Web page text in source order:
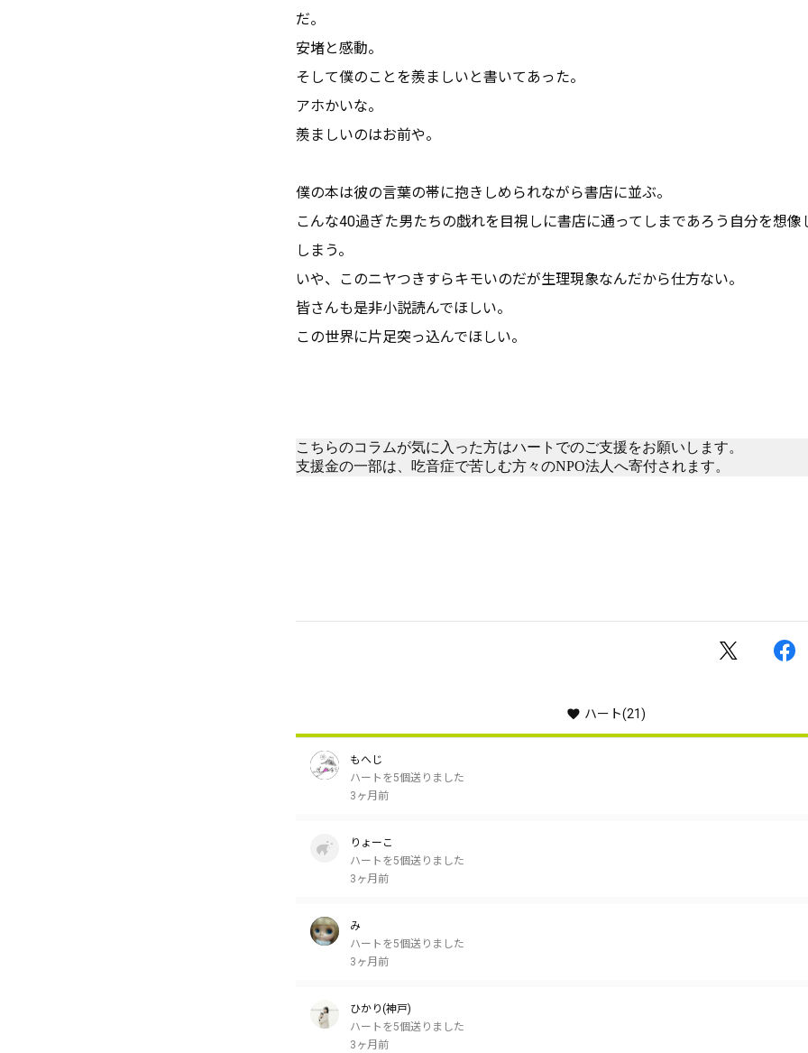
だ。
安堵と感動。
そして僕のことを羨ましいと書いてあった。
アホかいな。
羨ましいのはお前や。
僕の本は彼の言葉の帯に抱きしめられながら書店に並ぶ。
こんな40過ぎた男たちの戯れを目視しに書店に通ってしまであろう自分を想像
しまう。
いや、このニヤつきすらキモいのだが生理現象なんだから仕方ない。
皆さんも是非小説読んでほしい。
この世界に片足突っ込んでほしい。
こちらのコラムが気に入った方はハートでのご支援をお願いします。
支援金の一部は、吃音症で苦しむ方々のNPO法人へ寄付されます。
ハート(21)
もへじ
ハートを5個送りました
3ヶ月前
りょーこ
ハートを5個送りました
3ヶ月前
み
ハートを5個送りました
3ヶ月前
ひかり(神戸)
ハートを5個送りました
3ヶ月前